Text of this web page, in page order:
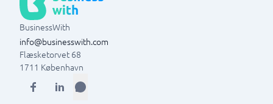
BusinessWith
info@businesswith.com
Flæsketorvet 68
1711 København